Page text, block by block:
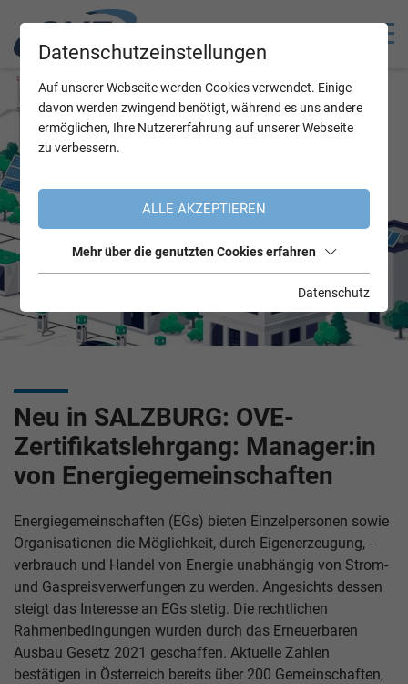
Neu in SALZBURG: OVE-
Zertifikatslehrgang: Manager:in
von Energiegemeinschaften
Energiegemeinschaften (EGs) bieten Einzelpersonen sowie
Organisationen die Möglichkeit, durch Eigenerzeugung, -
verbrauch und Handel von Energie unabhängig von Strom-
und Gaspreisverwerfungen zu werden. Angesichts dessen
steigt das Interesse an EGs stetig. Die rechtlichen
Rahmenbedingungen wurden durch das Erneuerbaren
Ausbau Gesetz 2021 geschaffen. Aktuelle Zahlen
bestätigen in Österreich bereits über 200 Gemeinschaften,
Datenschutzeinstellungen
Auf unserer Webseite werden Cookies verwendet. Einige
davon werden zwingend benötigt, während es uns andere
ermöglichen, Ihre Nutzererfahrung auf unserer Webseite
zu verbessern.
ALLE AKZEPTIEREN
Mehr über die genutzten Cookies erfahren
Datenschutz